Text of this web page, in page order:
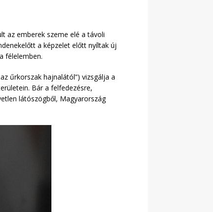
az emberek szeme elé a távoli
a képzelet előtt nyíltak új
félelemben.
űrkorszak hajnalától”) vizsgálja a
Bár a felfedezésre,
látószögből, Magyarország